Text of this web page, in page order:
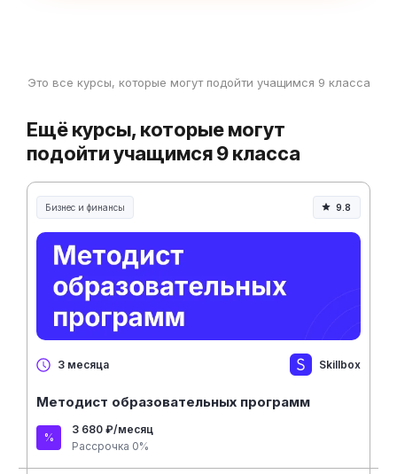
Это все курсы, которые могут подойти учащимся 9 класса
Ещё курсы, которые могут
подойти учащимся 9 класса
Бизнес и финансы 9.8
3 месяца Skillbox
Методист образовательных программ
3 680 ₽/месяц
Рассрочка 0%